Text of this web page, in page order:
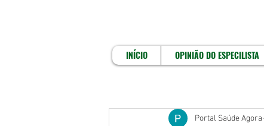
INÍCIO
INÍCIO OPINIÃO DO ESPECILISTA
Portal Saúde Agora